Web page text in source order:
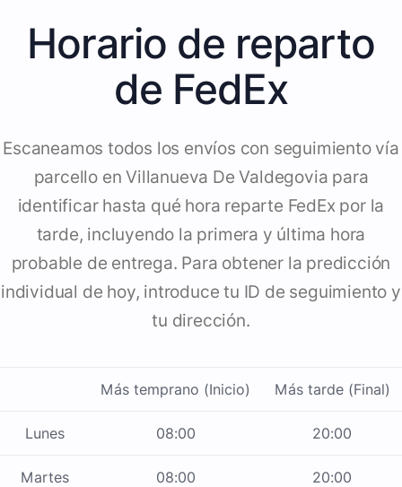
Horario de reparto
de FedEx
Escaneamos todos los envíos con seguimiento vía
parcello en Villanueva De Valdegovia para
identificar hasta qué hora reparte FedEx por la
tarde, incluyendo la primera y última hora
probable de entrega. Para obtener la predicción
individual de hoy, introduce tu ID de seguimiento y
tu dirección.
Más temprano (Inicio) Más tarde (Final)
Lunes 08:00 20:00
Martes 08:00 20:00